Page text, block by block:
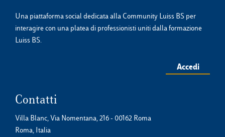
Una piattaforma social dedicata alla Community Luiss BS per
interagire con una platea di professionisti uniti dalla formazione
Luiss BS.
Accedi
Contatti
Villa Blanc, Via Nomentana, 216 - 00162 Roma
Roma, Italia